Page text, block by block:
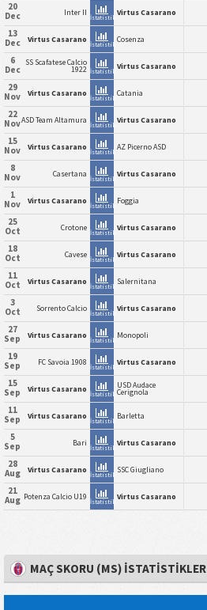
20
Dec
Inter II
İstatistik
Virtus Casarano
13
Dec
Virtus Casarano
İstatistik
Cosenza
6
Dec
SS Scafatese Calcio
1922 İstatistik
Virtus Casarano
29
Nov
Virtus Casarano
İstatistik
Catania
22
NovASD Team Altamura
İstatistik
Virtus Casarano
15
Nov
Virtus Casarano
İstatistik
AZ Picerno ASD
8
Nov
Casertana
İstatistik
Virtus Casarano
1
Nov
Virtus Casarano
İstatistik
Foggia
25
Oct
Crotone
İstatistik
Virtus Casarano
18
Oct
Cavese
İstatistik
Virtus Casarano
11
Oct
Virtus Casarano
İstatistik
Salernitana
3
Oct
Sorrento Calcio
İstatistik
Virtus Casarano
27
Sep
Virtus Casarano
İstatistik
Monopoli
19
Sep
FC Savoia 1908
İstatistik
Virtus Casarano
15
Sep
Virtus Casarano
İstatistik
USD Audace
Cerignola
11
Sep
Virtus Casarano
İstatistik
Barletta
5
Sep
Bari
İstatistik
Virtus Casarano
28
Aug
Virtus Casarano
İstatistik
SSC Giugliano
21
Aug Potenza Calcio U19
İstatistik
Virtus Casarano
MAÇ SKORU (MS) İSTATISTIKLER